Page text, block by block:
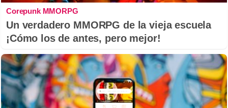
Corepunk MMORPG
Un verdadero MMORPG de la vieja escuela
¡Cómo los de antes, pero mejor!